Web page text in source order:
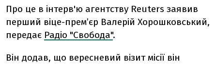
Про це в інтерв'ю агентству Reuters заявив
перший віце-прем’єр Валерій Хорошковський,
передає Радіо "Свобода".
Він додав, що вересневий візит місії він